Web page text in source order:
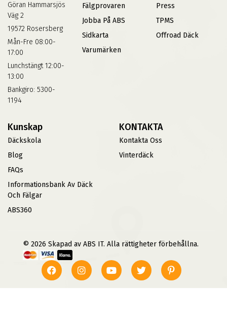
Göran Hammarsjös
Väg 2
19572 Rosersberg
Mån-Fre 08:00-
17:00
Lunchstängt 12:00-
13:00
Bankgiro: 5300-
1194
Fälgprovaren
Jobba På ABS
Sidkarta
Varumärken
Press
TPMS
Offroad Däck
Kunskap
Däckskola
Blog
FAQs
Informationsbank Av Däck
Och Fälgar
ABS360
KONTAKTA
Kontakta Oss
Vinterdäck
© 2026 Skapad av ABS IT. Alla rättigheter förbehållna.